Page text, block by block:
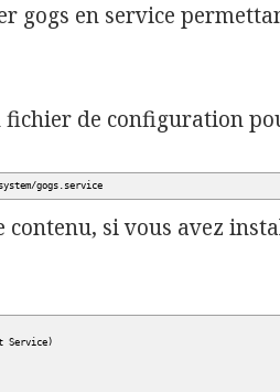
gogs en service
fichier de configuration
system/gogs.service
contenu, si vous avez
Service )